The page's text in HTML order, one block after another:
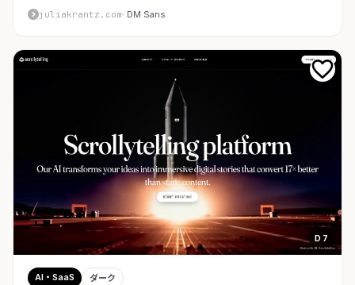
juliakrantz.com· DM Sans
D 7
AI・SaaS ダーク